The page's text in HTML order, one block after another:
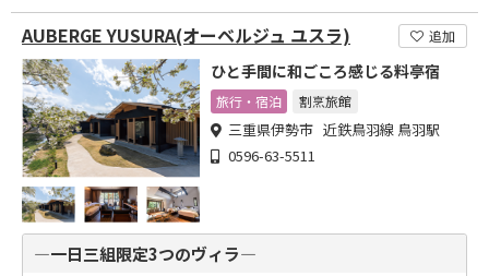
AUBERGE YUSURA(オーベルジュ ユスラ) 追加
ひと手間に和ごころ感じる料亭宿
旅行・宿泊 割烹旅館
三重県伊勢市 近鉄鳥羽線 鳥羽駅
0596-63-5511
―一日三組限定3つのヴィラ―